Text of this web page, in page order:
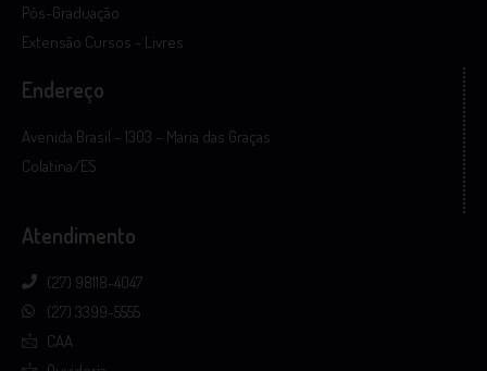
Pós-Graduação
Extensão Cursos - Livres
Endereço
Avenida Brasil – 1303 – Maria das Graças
Colatina/ES
Atendimento
(27) 98118-4047
(27) 3399-5555
CAA